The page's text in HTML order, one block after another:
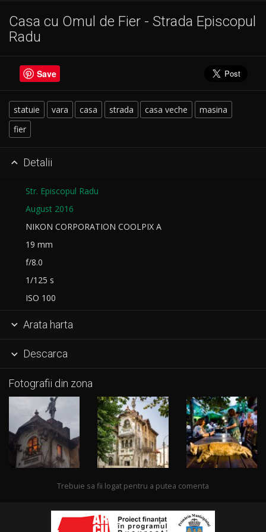
Casa cu Omul de Fier - Strada Episcopul
Radu
Save
statuie vara casa strada casa veche
masina
fier
 Detalii
Str. Episcopul Radu
August 2016
NIKON CORPORATION COOLPIX A
19 mm
f/8.0
1/125 s
ISO 100
 Arata harta
 Descarca
Fotografii din zona
Trebuie sa fii logat pentru a putea comenta